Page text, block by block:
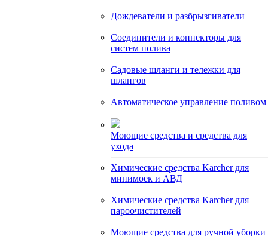
Дождеватели и разбрызгиватели
Соединители и коннекторы для
систем полива
Садовые шланги и тележки для
шлангов
Автоматическое управление поливом
Моющие средства и средства для
ухода
Химические средства Karcher для
минимоек и АВД
Химические средства Karcher для
пароочистителей
Моющие средства для ручной уборки